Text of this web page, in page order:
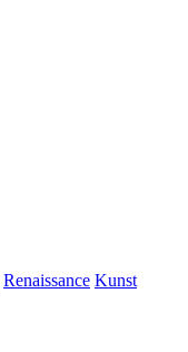
Renaissance Kunst